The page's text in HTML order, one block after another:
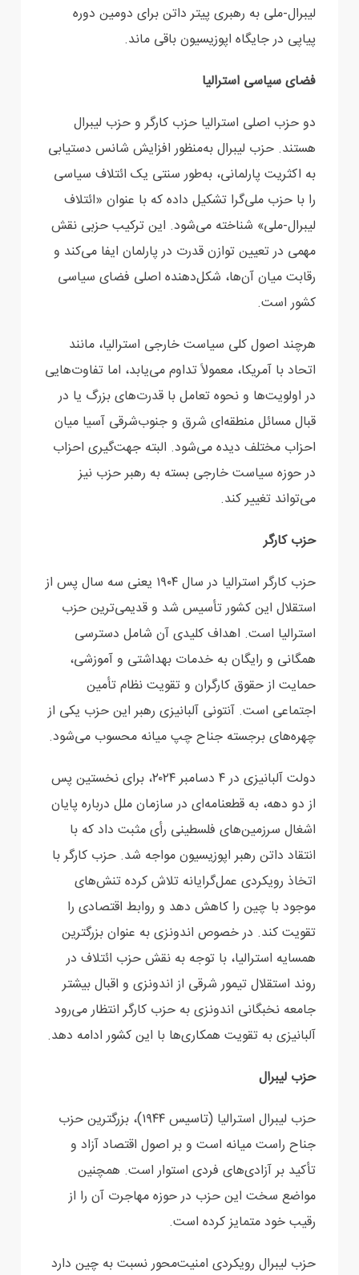
لیبرال-ملی به رهبری پیتر داتن برای دومین دوره
پیاپی ‏در جایگاه اپوزیسیون باقی ماند.‏
‏فضای سیاسی استرالیا
دو حزب اصلی استرالیا حزب کارگر و حزب لیبرال
هستند.‌‎ ‎حزب لیبرال به‌منظور افزایش شانس دستیابی
به ‏اکثریت پارلمانی، به‌طور سنتی یک ائتلاف سیاسی
را با حزب ملی‌گرا تشکیل داده‌ که با عنوان «ائتلاف
‏لیبرال-ملی» شناخته می‌شود. این ترکیب حزبی نقش
مهمی در تعیین توازن قدرت در پارلمان ایفا می‌کند و
‏رقابت میان آن‌ها، شکل‌دهنده اصلی فضای سیاسی
کشور است.
هرچند اصول کلی سیاست خارجی استرالیا، مانند
اتحاد با آمریکا، معمولاً تداوم می‌یابد، اما تفاوت‌هایی
در ‏اولویت‌ها و نحوه تعامل با قدرت‌های بزرگ یا در
قبال مسائل منطقه‌ای شرق و جنوب‌شرقی آسیا میان
احزاب ‏مختلف دیده می‌شود. البته جهت‌گیری احزاب
در حوزه سیاست خارجی بسته به رهبر حزب نیز
می‌تواند ‏تغییر کند.
‏حزب کارگر‏
حزب کارگر استرالیا در سال ۱۹۰۴ یعنی سه سال پس از
استقلال این کشور تأسیس شد و قدیمی‌ترین حزب
استرالیا است. اهداف کلیدی آن شامل دسترسی
همگانی و رایگان به خدمات بهداشتی و ‏آموزشی،
حمایت از حقوق کارگران و تقویت نظام تأمین
اجتماعی است. آنتونی آلبانیزی رهبر این حزب یکی از
چهره‌های برجسته جناح چپ میانه محسوب می‌شود.‏
دولت آلبانیزی در ۴ دسامبر ۲۰۲۴، برای نخستین پس
از دو دهه، به قطعنامه‌ای در سازمان ملل درباره پایان
‏اشغال سرزمین‌های فلسطینی رأی مثبت داد که با
انتقاد داتن رهبر اپوزیسیون مواجه شد.‏ حزب کارگر با
اتخاذ رویکردی عمل‌گرایانه تلاش کرده تنش‌های
موجود با چین را کاهش دهد و ‏روابط اقتصادی را
تقویت کند. در خصوص اندونزی به عنوان بزرگترین
همسایه استرالیا، با توجه به نقش حزب ‏ائتلاف در
روند استقلال تیمور شرقی از اندونزی و اقبال بیشتر
جامعه نخبگانی اندونزی به حزب کارگر انتظار ‏می‌رود
آلبانیزی به تقویت همکاری‌ها با این کشور ادامه دهد.‏
‏حزب لیبرال
حزب لیبرال استرالیا (تاسیس ۱۹۴۴)، بزرگترین حزب
جناح راست میانه است و بر اصول اقتصاد آزاد و
تأکید بر آزادی‌های فردی استوار است. همچنین
مواضع سخت این حزب در حوزه ‏مهاجرت آن را از
رقیب خود متمایز کرده است.‏
حزب لیبرال رویکردی امنیت‌محور نسبت به چین دارد